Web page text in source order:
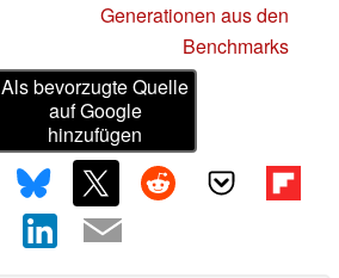
Generationen aus den
Benchmarks
Als bevorzugte Quelle
auf Google
hinzufügen